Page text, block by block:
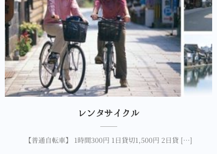
レンタサイクル
【普通自転車】 1時間300円 1日貸切1,500円 2日貸 […]